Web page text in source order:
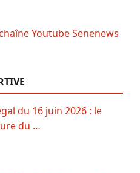
du 16 juin 2026 : le
du …